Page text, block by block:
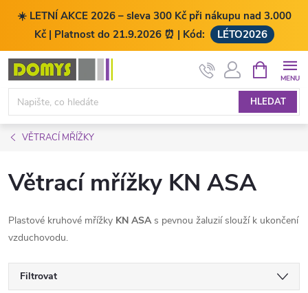
☀️ LETNÍ AKCE 2026 – sleva 300 Kč při nákupu nad 3.000
Kč | Platnost do 21.9.2026 ⏰ | Kód:
LÉTO2026
Přejít
obsah
HLEDAT
NÁKUPNÍ
KOŠÍK
VĚTRACÍ MŘÍŽKY
Větrací mřížky KN ASA
Plastové kruhové mřížky KN ASAs pevnou žaluzií slouží k ukončení
vzduchovodu.
Filtrovat